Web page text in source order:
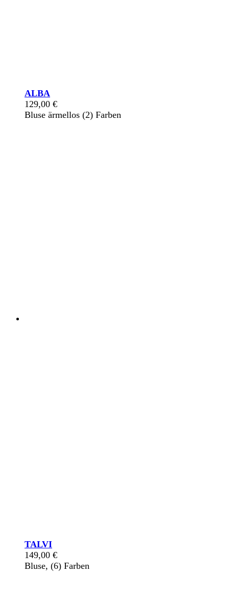
ALBA
129,00 €
Bluse ärmellos (2) Farben
TALVI
149,00 €
Bluse, (6) Farben